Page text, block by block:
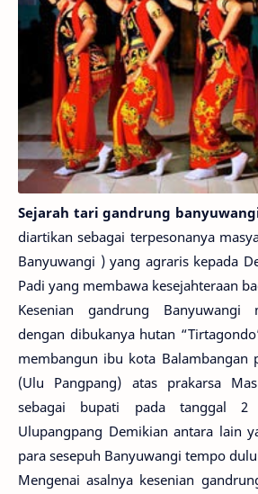
Sejarah tari gandrung
diartikan sebagai terpesonanya
Banyuwangi ) yang agraris kepada
Padi yang membawa kesejahteraan
Kesenian gandrung Banyuwangi
dengan dibukanya hutan
membangun ibu kota Balambangan
(Ulu Pangpang) atas prakarsa
sebagai bupati pada tanggal 2
Ulupangpang Demikian antara lain
para sesepuh Banyuwangi tempo
Mengenai asalnya kesenian